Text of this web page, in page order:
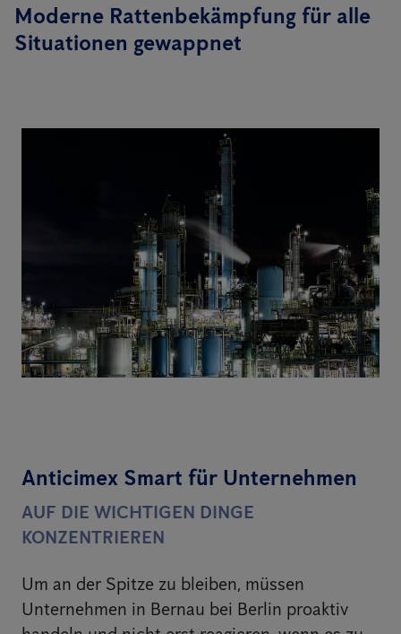
Moderne Rattenbekämpfung für alle
Situationen gewappnet
Anticimex Smart für Unternehmen
AUF DIE WICHTIGEN DINGE
KONZENTRIEREN
Um an der Spitze zu bleiben, müssen
Unternehmen in Bernau bei Berlin proaktiv